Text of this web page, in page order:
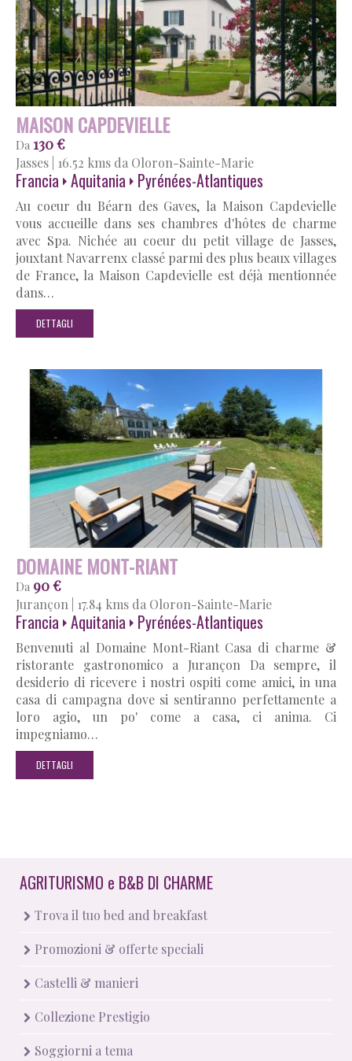
MAISON CAPDEVIELLE
Da 130 €
Jasses 16.52 kms da Oloron-Sainte-Marie
Francia Aquitania Pyrénées-Atlantiques
Au coeur du Béarn des Gaves, la Maison Capdevielle
vous accueille dans ses chambres d'hôtes de charme
avec Spa. Nichée au coeur du petit village de Jasses,
jouxtant Navarrenx classé parmi des plus beaux villages
de France, la Maison Capdevielle est déjà mentionnée
dans…
DETTAGLI
DOMAINE MONT-RIANT
Da 90 €
Jurançon 17.84 kms da Oloron-Sainte-Marie
Francia Aquitania Pyrénées-Atlantiques
Benvenuti al Domaine Mont-Riant Casa di charme &
ristorante gastronomico a Jurançon Da sempre, il
desiderio di ricevere i nostri ospiti come amici, in una
casa di campagna dove si sentiranno perfettamente a
loro agio, un po' come a casa, ci anima. Ci
impegniamo…
DETTAGLI
AGRITURISMO e B&B DI CHARME
Trova il tuo bed and breakfast
Promozioni & offerte speciali
Castelli & manieri
Collezione Prestigio
Soggiorni a tema